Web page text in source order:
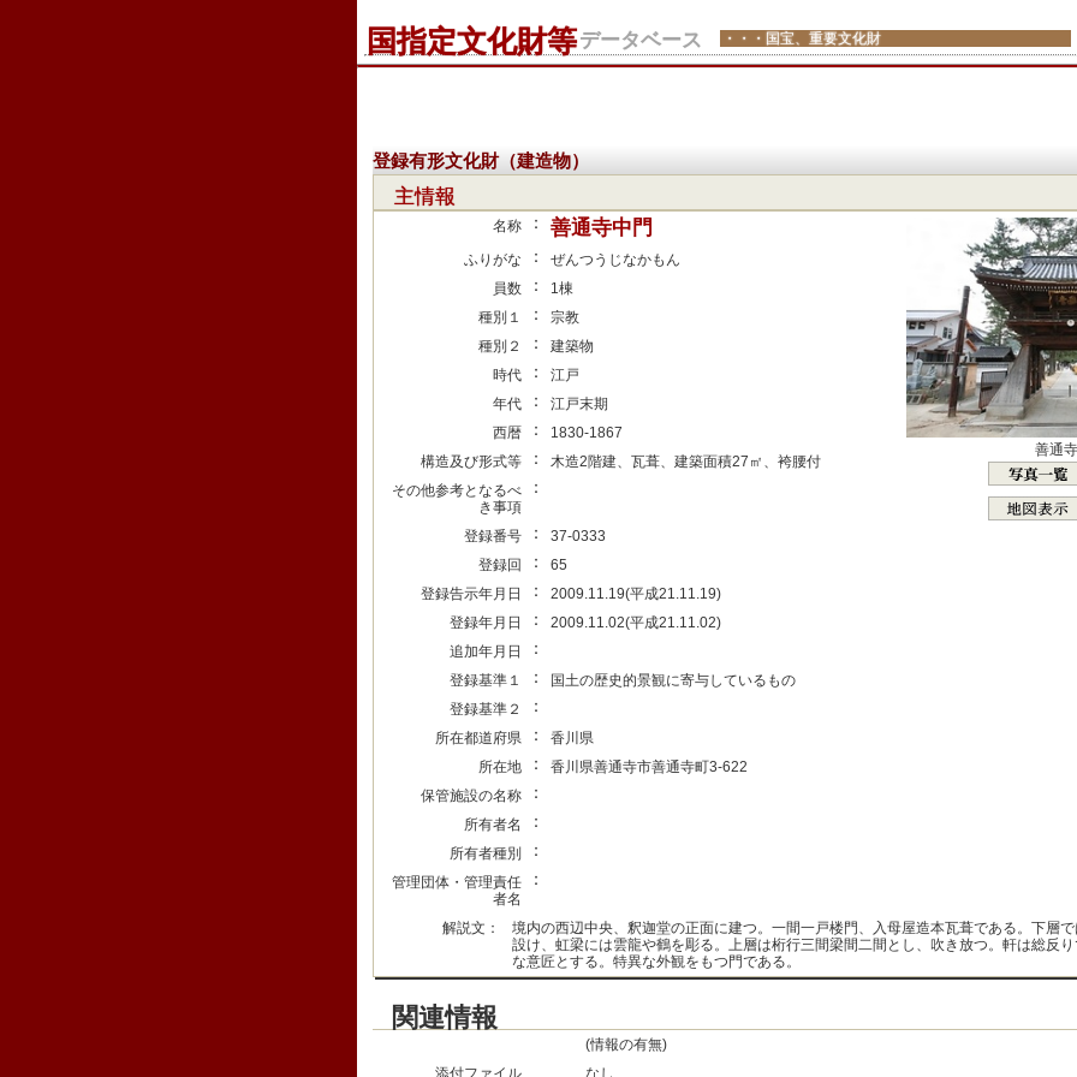
国指定文化財等データベース ・・・国宝、重要文化財
登録有形文化財（建造物）
主情報
名称 ： 善通寺中門
ふりがな ：
ぜんつうじなかもん
員数
：
1棟
種別１
：
宗教
種別２
：
建築物
時代
：
江戸
年代
：
江戸末期
西暦
：
1830-1867
構造及び形式等
：
木造2階建、瓦葺、建築面積27㎡、袴腰付
その他参考となるべ
き事項
：
登録番号 ：
37-0333
登録回
：
65
登録告示年月日
：
2009.11.19(平成21.11.19)
登録年月日
：
2009.11.02(平成21.11.02)
追加年月日
：
登録基準１ ：
国土の歴史的景観に寄与しているもの
登録基準２
：
所在都道府県 ：
香川県
所在地
：
香川県善通寺市善通寺町3-622
保管施設の名称
：
所有者名 ：
所有者種別 ：
管理団体・管理責任
者名
：
善通
解説文：
境内の西辺中央、釈迦堂の正面に建つ。一間一戸楼門、入母屋造本瓦葺である。下層
設け、虹梁には雲龍や鶴を彫る。上層は桁行三間梁間二間とし、吹き放つ。軒は総反
な意匠とする。特異な外観をもつ門である。
関連情報
(情報の有無)
添付ファイル
なし